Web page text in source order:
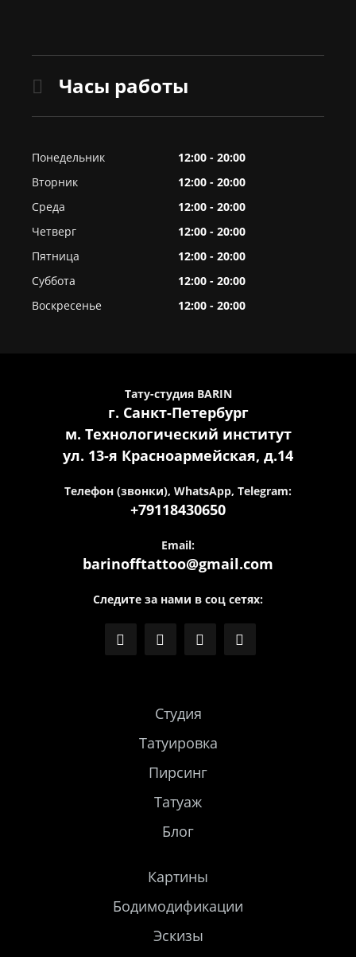
Часы работы
Понедельник
12:00 - 20:00
Вторник
12:00 - 20:00
Среда
12:00 - 20:00
Четверг
12:00 - 20:00
Пятница
12:00 - 20:00
Суббота
12:00 - 20:00
Воскресенье
12:00 - 20:00
Тату-студия BARIN
г. Санкт-Петербург
м. Технологический институт
ул. 13-я Красноармейская, д.14
Телефон (звонки), WhatsApp, Telegram:
+79118430650
Email:
barinofftattoo@gmail.com
Следите за нами в соц сетях:
Студия
Татуировка
Пирсинг
Татуаж
Блог
Картины
Бодимодификации
Эскизы